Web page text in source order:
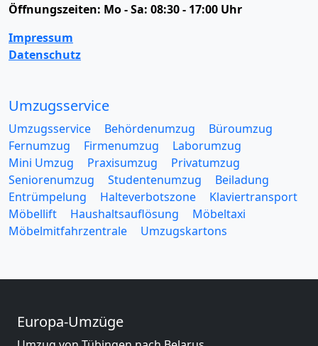
Öffnungszeiten: Mo - Sa: 08:30 - 17:00 Uhr
Impressum
Datenschutz
Umzugsservice
Umzugsservice Behördenumzug
Büroumzug
Fernumzug
Firmenumzug
Laborumzug
Mini Umzug
Praxisumzug
Privatumzug
Seniorenumzug
Studentenumzug
Beiladung
Entrümpelung
Halteverbotszone
Klaviertransport
Möbellift
Haushaltsauflösung
Möbeltaxi
Möbelmitfahrzentrale
Umzugskartons
Europa-Umzüge